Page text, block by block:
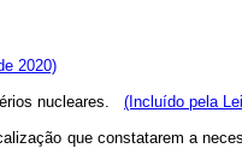
2020)
nucleares. (Incluído pela
que constatarem a